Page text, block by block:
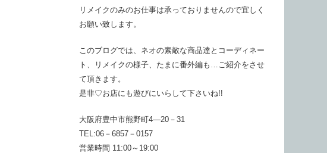
リメイクのみのお仕事は承っておりませんので宜しく
お願い致します。
このブログでは、ネオの素敵な商品達とコーディネー
ト、リメイクの様子、たまに番外編も…ご紹介をさせ
て頂きます。
是非♡お店にも遊びにいらして下さいね!!
大阪府豊中市熊野町4―20－31
TEL:06－6857－0157
営業時間 11:00～19:00